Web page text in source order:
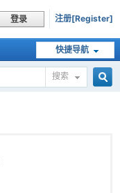
登录 注册[Register]
快捷导航
搜索